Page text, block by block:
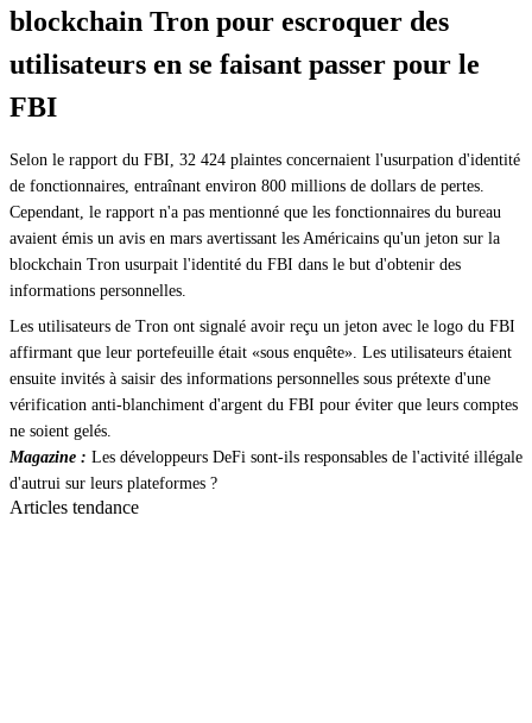
blockchain Tron pour escroquer des
utilisateurs en se faisant passer pour le
FBI
Selon le rapport du FBI, 32 424 plaintes concernaient l'usurpation d'identité
de fonctionnaires, entraînant environ 800 millions de dollars de pertes.
Cependant, le rapport n'a pas mentionné que les fonctionnaires du bureau
avaient émis un avis en mars avertissant les Américains qu'un jeton sur la
blockchain Tron usurpait l'identité du FBI dans le but d'obtenir des
informations personnelles.
Les utilisateurs de Tron ont signalé avoir reçu un jeton avec le logo du FBI
affirmant que leur portefeuille était «sous enquête». Les utilisateurs étaient
ensuite invités à saisir des informations personnelles sous prétexte d'une
vérification anti-blanchiment d'argent du FBI pour éviter que leurs comptes
ne soient gelés.
Magazine : Les développeurs DeFi sont-ils responsables de l'activité illégale
d'autrui sur leurs plateformes ?
Articles tendance